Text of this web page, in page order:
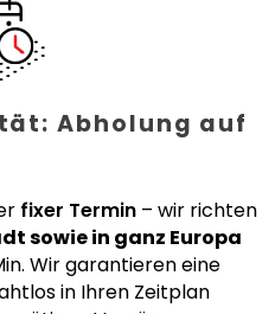
Abholung auf
fixer Termin – wir richten
sowie in ganz Europa
Wir garantieren eine
in Ihren Zeitplan